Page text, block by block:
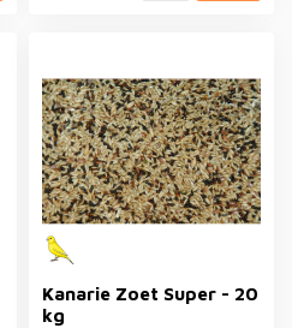
Kanarie Zoet Super - 20
kg